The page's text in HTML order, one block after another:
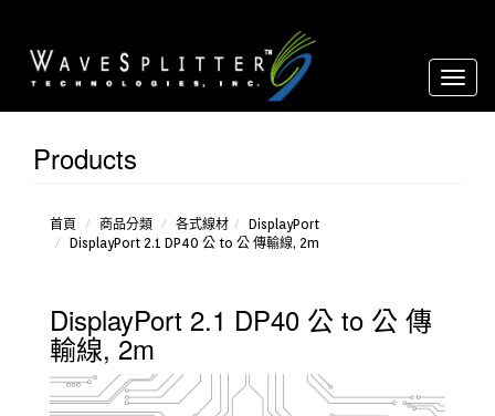
USB-C
Products
首頁 商品分類 各式線材
DisplayPort
DisplayPort 2.1 DP40 公 to 公 傳輸線, 2m
DisplayPort 2.1 DP40 公 to 公 傳
輸線, 2m